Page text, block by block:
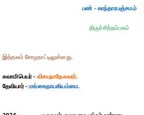
பண் - காந்தாரபஞ்சமம்
திருச்சிற்றம்பலம்
இத்தலம் சோழநாட்டிலுள்ளது.
சுவாமிபெயர் - விசயநாதேசுவரர்.
தேவியார் -மங்கைநாயகியம்மை.